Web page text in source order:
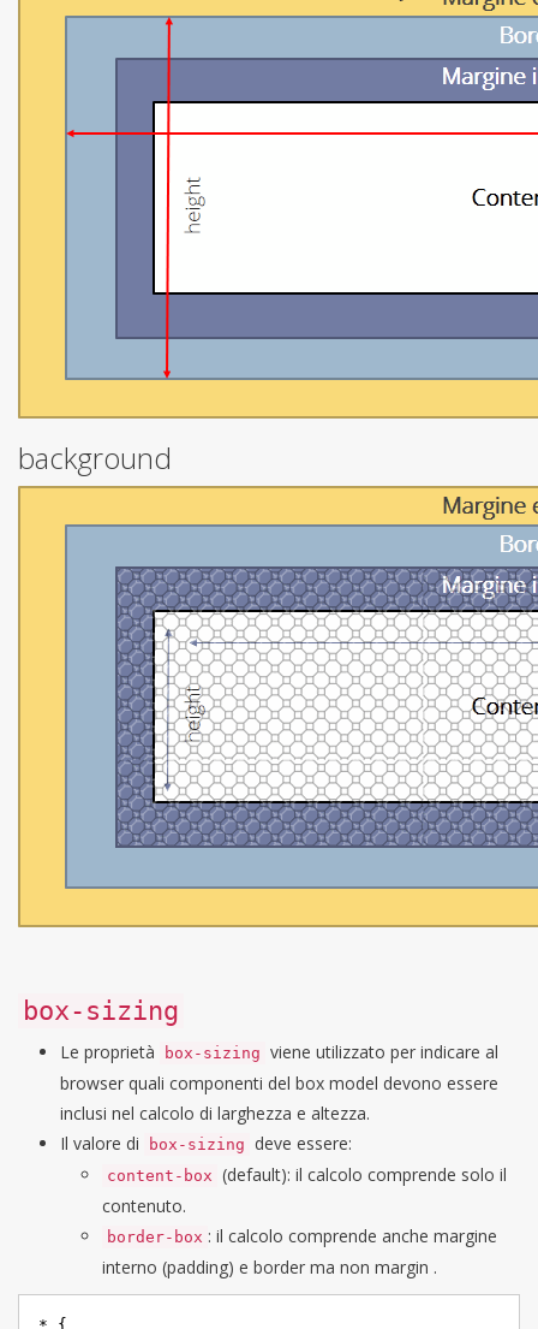
background
box-sizing
Le proprietà box-sizing viene utilizzato per indicare al
browser quali componenti del box model devono essere
inclusi nel calcolo di larghezza e altezza.
Il valore di
box-sizing deve essere:
content-box (default): il calcolo comprende solo il
contenuto.
border-box : il calcolo comprende anche margine
interno (padding) e border ma non margin .
* {